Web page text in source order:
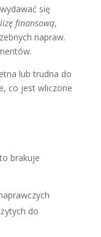
się
finansową,
napraw.
lub trudna do
co jest wliczone
brakuje
do